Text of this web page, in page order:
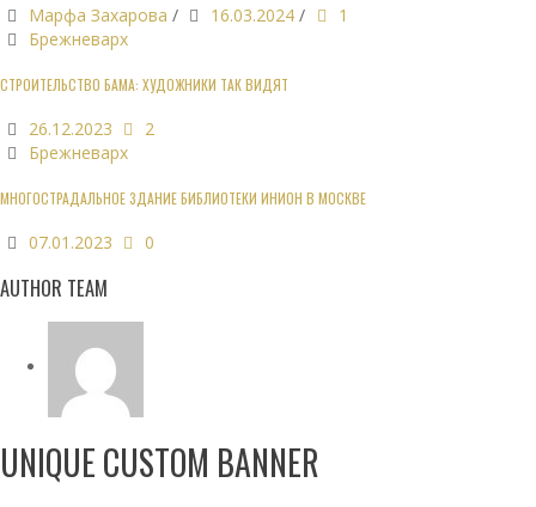
Марфа Захарова / 16.03.2024 /
1
Брежневарх
СТРОИТЕЛЬСТВО БАМА: ХУДОЖНИКИ ТАК ВИДЯТ
26.12.2023
2
Брежневарх
МНОГОСТРАДАЛЬНОЕ ЗДАНИЕ БИБЛИОТЕКИ ИНИОН В МОСКВЕ
07.01.2023 0
AUTHOR TEAM
UNIQUE CUSTOM BANNER